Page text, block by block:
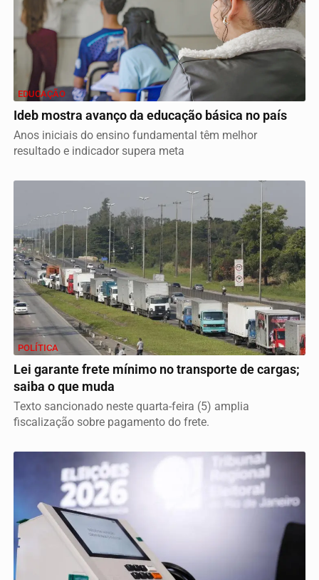
EDUCAÇÃO
Ideb mostra avanço da educação básica no país
Anos iniciais do ensino fundamental têm melhor
resultado e indicador supera meta
POLÍTICA
Lei garante frete mínimo no transporte de cargas;
saiba o que muda
Texto sancionado neste quarta-feira (5) amplia
fiscalização sobre pagamento do frete.